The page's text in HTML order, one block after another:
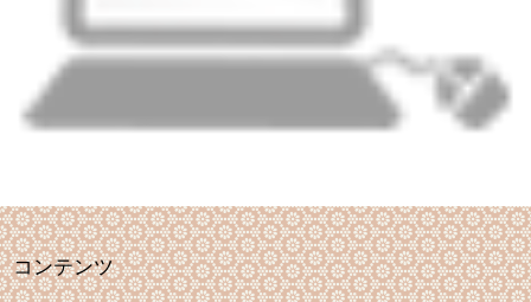
コンテンツ